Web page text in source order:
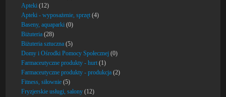
Apteki (12)
Apteki - wyposażenie, sprzęt (4)
Baseny, aquaparki (0)
Biżuteria (28)
Biżuteria sztuczna (5)
Domy i Ośrodki Pomocy Społecznej (0)
Farmaceutyczne produkty - hurt (1)
Farmaceutyczne produkty - produkcja (2)
Fitness, siłownie (5)
Fryzjerskie usługi, salony (12)